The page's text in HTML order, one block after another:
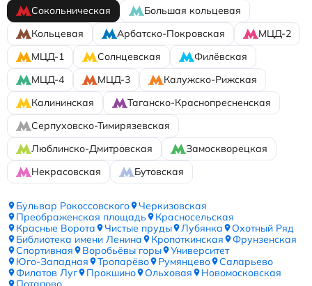
Сокольническая
Большая кольцевая
Кольцевая
Арбатско-Покровская
МЦД-2
МЦД-1
Солнцевская
Филёвская
МЦД-4
МЦД-3
Калужско-Рижская
Калининская
Таганско-Краснопресненская
Серпуховско-Тимирязевская
Люблинско-Дмитровская
Замоскворецкая
Некрасовская
Бутовская
Бульвар Рокоссовского
Черкизовская
Преображенская площадь
Красносельская
Красные Ворота
Чистые пруды Лубянка
Охотный Ряд
Библиотека имени Ленина
Кропоткинская
Фрунзенская
Спортивная
Воробьёвы горы
Университет
Юго-Западная
Тропарёво Румянцево
Саларьево
Филатов Луг
Прокшино Ольховая
Новомосковская